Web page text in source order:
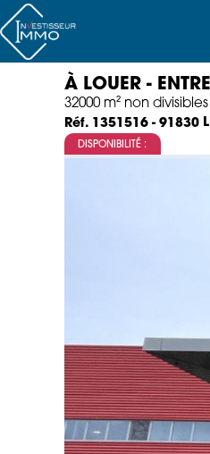
À LOUER -
32000 m² non divisibles
Réf. 1351516 - 91830
DISPONIBILITÉ :